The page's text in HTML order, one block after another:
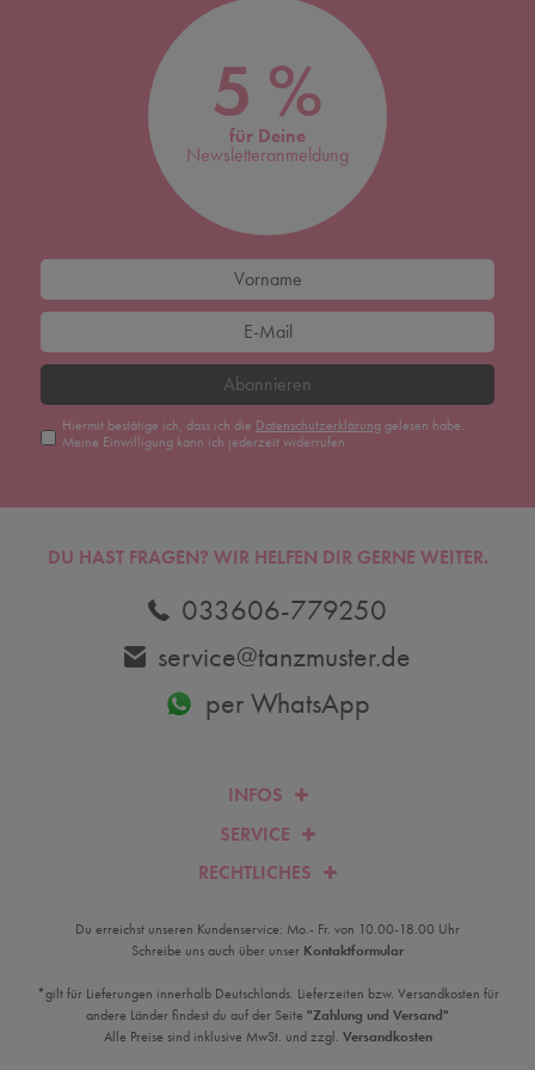
5 %
für Deine
Newsletteranmeldung
Abonnieren
Hiermit bestätige ich, dass ich die Daten­schutz­erklärunggelesen habe.
Meine Einwilligung kann ich jederzeit widerrufen.
INFOS
SERVICE
RECHTLICHES
DU HAST FRAGEN? WIR HELFEN DIR GERNE WEITER.
033606-779250
service@tanzmuster.de
per WhatsApp
Du erreichst unseren Kundenservice: Mo.- Fr. von 10.00-18.00 Uhr
Schreibe uns auch über unser Kontaktformular
*gilt für Lieferungen innerhalb Deutschlands. Lieferzeiten bzw. Versandkosten für
andere Länder findest du auf der Seite "Zahlung und Versand"
Alle Preise sind inklusive MwSt. und zzgl. Versandkosten